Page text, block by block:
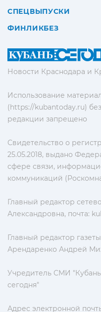
Новости Краснодара и
Использование
(https://kubantoday.ru)
редакции запрещено
Свидетельство о
25.05.2018, выдано
сфере связи,
коммуникаций
Главный редактор
Александровна, почта:
Главный редактор
Арендаренко Андрей
Учредитель СМИ
сегодня"
Адрес электронной
СПЕЦВЫПУСКИ
ФИНЛИКБЕЗ